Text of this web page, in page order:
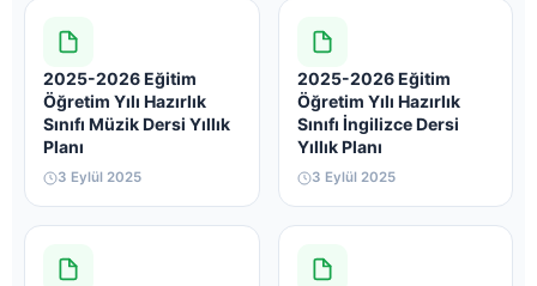
2025-2026 Eğitim
Öğretim Yılı Hazırlık
Sınıfı Müzik Dersi Yıllık
Planı
3 Eylül 2025
2025-2026 Eğitim
Öğretim Yılı Hazırlık
Sınıfı İngilizce Dersi
Yıllık Planı
3 Eylül 2025